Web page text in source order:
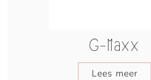
G-Maxx
Lees meer